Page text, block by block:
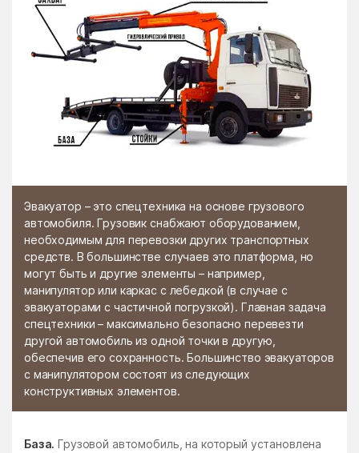
Эвакуатор – это спецтехника на основе грузового
автомобиля. Грузовик снабжают оборудованием,
необходимым для перевозки других транспортных
средств. В большинстве случаев это платформа, но
могут быть и другие элементы – например,
манипулятор или каркас с лебедкой (в случае с
эвакуаторами с частичной погрузкой). Главная задача
спецтехники – максимально безопасно перевезти
другой автомобиль из одной точки в другую,
обеспечив его сохранность. Большинство эвакуаторов
с манипулятором состоят из следующих
конструктивных элементов.
База. Грузовой автомобиль, на который установлена